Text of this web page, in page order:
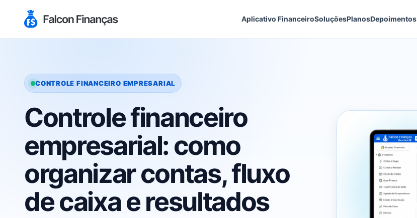
Aplicativo FinanceiroSoluçõesPlanosDepoimentos
CONTROLE FINANCEIRO EMPRESARIAL
Controle financeiro
empresarial: como
organizar contas, fluxo
de caixa e resultados